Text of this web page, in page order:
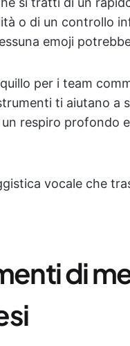
o di un controllo
emoji
per i team
ti aiutano a
respiro profondo
vocale che
di